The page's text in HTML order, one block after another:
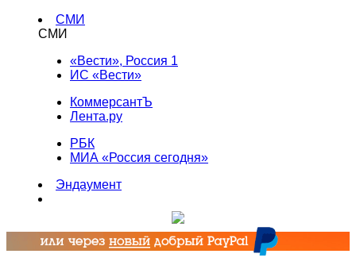
СМИ
СМИ
«Вести», Россия 1
ИС «Вести»
КоммерсантЪ
Лента.ру
РБК
МИА «Россия сегодня»
Эндаумент